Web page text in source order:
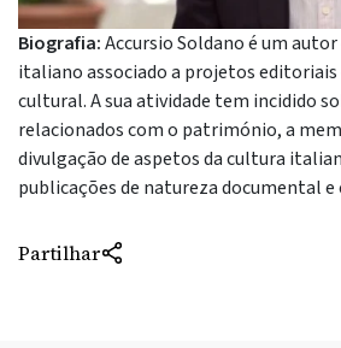
Biografia:Accursio Soldano é um
italiano associado a projetos
cultural. A sua atividade tem incidido
relacionados com o património, a
divulgação de aspetos da cultura
publicações de natureza documental e
Partilhar